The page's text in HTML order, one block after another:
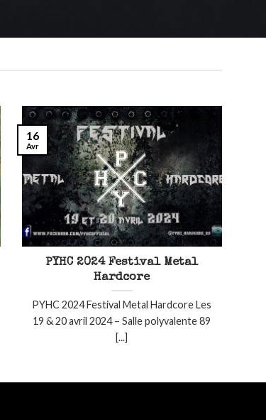
PYHC 2024 Festival Metal
Hardcore
PYHC 2024 Festival Metal Hardcore Les
19 & 20 avril 2024 – Salle polyvalente 89
[...]
16
Avr